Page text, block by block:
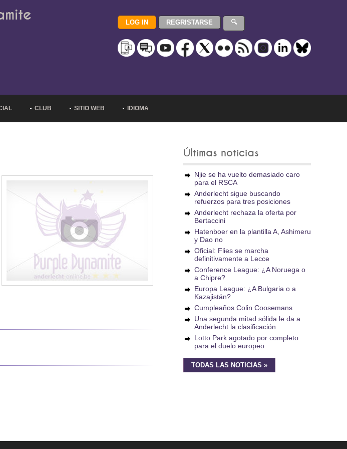
CLUB SITIO WEB IDIOMA
Últimas noticias
Njie se ha vuelto demasiado caro
para el RSCA
Anderlecht sigue buscando
refuerzos para tres posiciones
Anderlecht rechaza la oferta por
Bertaccini
Hatenboer en la plantilla A, Ashimeru
y Dao no
Oficial: Flies se marcha
definitivamente a Lecce
Conference League: ¿A Noruega o
a Chipre?
Europa League: ¿A Bulgaria o a
Kazajistán?
Cumpleaños Colin Coosemans
Una segunda mitad sólida le da a
Anderlecht la clasificación
Lotto Park agotado por completo
para el duelo europeo
TODAS LAS NOTICIAS »